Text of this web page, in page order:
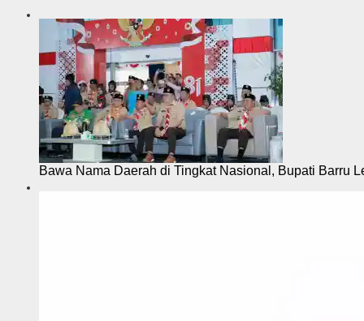
Bawa Nama Daerah di Tingkat Nasional, Bupati Barru